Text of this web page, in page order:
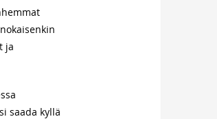
ja
saada kyllä